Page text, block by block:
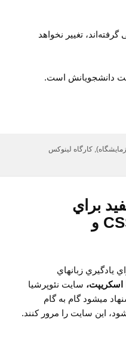
تغییر نخواهد
دانشجویانش است.
,کارگاه لینوکس
براي
يادگيري HTML و CSS و
يادگيري زبان​هاي
اسکريپت، سايت نئوپرشيا
مي​شود گام به گام
اين سايت را مرور کنند.